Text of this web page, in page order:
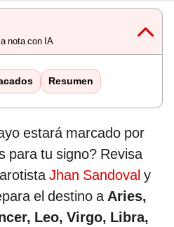
nota con IA
Resumen
estará marcado por
para tu signo? Revisa
Jhan Sandoval y
el destino aAries,
Leo, Virgo, Libra,